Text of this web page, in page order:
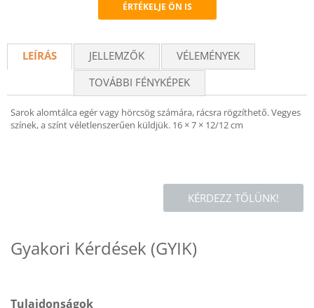
Recommend
ÉRTÉKELJE ÖN IS
LEÍRÁS JELLEMZŐK
VÉLEMÉNYEK
TOVÁBBI FÉNYKÉPEK
Sarok alomtálca egér vagy hörcsög számára, rácsra rögzíthető. Vegyes
színek, a színt véletlenszerűen küldjük. 16 × 7 × 12/12 cm
KÉRDEZZ TŐLÜNK!
Gyakori Kérdések (GYIK)
Tulajdonságok